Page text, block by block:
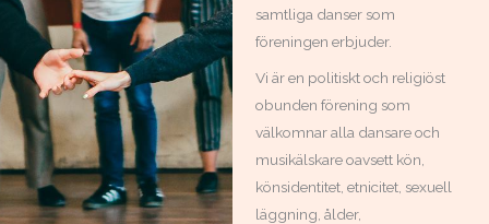
samtliga danser som
föreningen erbjuder.
Vi är en politiskt och religiöst
obunden förening som
välkomnar alla dansare och
musikälskare oavsett kön,
könsidentitet, etnicitet, sexuell
läggning, ålder,